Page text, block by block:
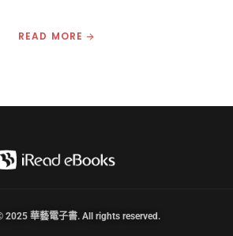
READ MORE
2025 華藝電子書. All rights reserved.